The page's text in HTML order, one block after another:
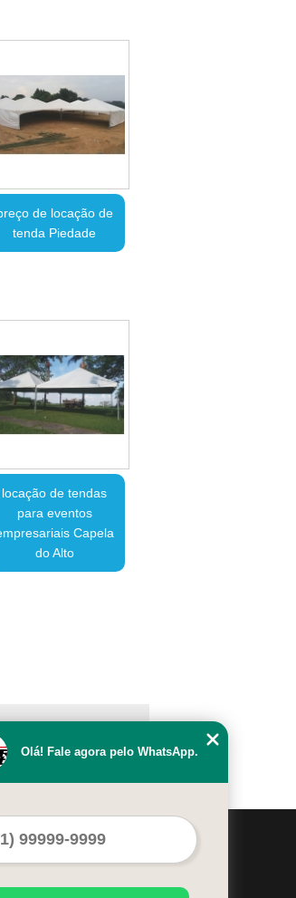
de locação de
tenda Piedade
locação de tendas
para eventos
Capela
do Alto
sem a autorização do autor. Crime
Contato Mapa do site
Olá! Fale agora pelo WhatsApp.